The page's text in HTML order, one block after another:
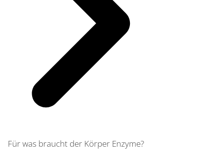
Für was braucht der Körper Enzyme?